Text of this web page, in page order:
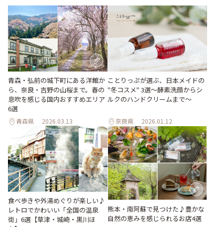
青森・弘前の城下町にある洋館か
ら、奈良・吉野の山桜まで。春の
息吹を感じる国内おすすめエリア
6選
青森県 2026.03.13
ことりっぷが選ぶ、日本メイドの
"冬コスメ" 3選～酵素洗顔からシ
ルクのハンドクリームまで～
奈良県 2026.01.12
食べ歩きや外湯めぐりが楽しい♪
レトロでかわいい「全国の温泉
街」6選【草津・城崎・黒川ほ
熊本・南阿蘇で見つけた♪豊かな
自然の恵みを感じられるお店4選